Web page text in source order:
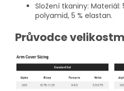
Složení tkaniny: Materiál:
polyamid, 5 % elastan.
Průvodce